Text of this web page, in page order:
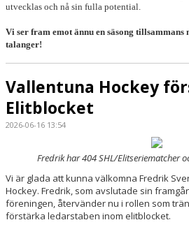
utvecklas och nå sin fulla potential.
Vi ser fram emot ännu en säsong tillsammans
talanger!
Vallentuna Hockey
Elitblocket
2026-06-16 13:54
Fredrik har 404 SHL/Elitseriematcher
Vi är glada att kunna välkomna Fredrik
Hockey. Fredrik, som avslutade sin
föreningen, återvänder nu i rollen som
förstärka ledarstaben inom elitblocket.